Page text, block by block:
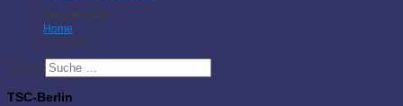
Aktuelle Seite:
Home
Kalender
Suchen
TSC-Berlin